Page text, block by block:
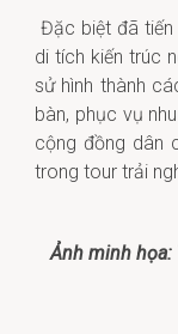
Đặc biệt đã
di tích kiến trúc
sử hình thành
bàn, phục vụ
cộng đồng dân
trong tour trải
Ảnh minh họa: